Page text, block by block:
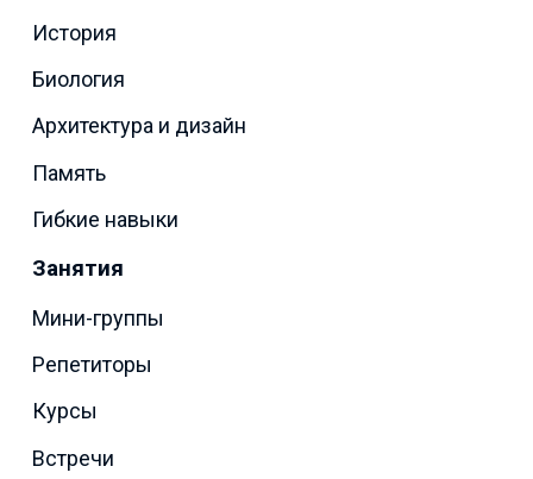
История
Биология
Архитектура и дизайн
Память
Гибкие навыки
Занятия
Мини-группы
Репетиторы
Курсы
Встречи